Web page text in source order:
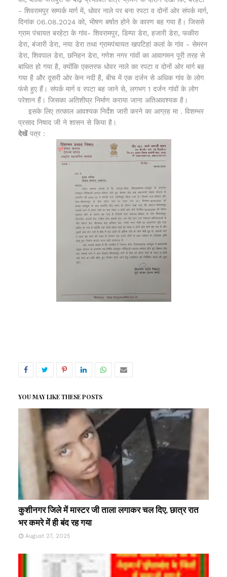
- शिवरामपुर सम्पर्क मार्ग में, धोवर नाले पर बना रपटा व दोनों ओर संपर्क मार्ग,
दिनांक 06.08.2024 को, भीषण बर्षात होने के कारण बह गया है। जिससे
ग्राम पंचायत बरहेटा के गांव- शिवरामपुर, डिम्पा डेरा, हजारी डेरा, फकीरा
डेरा, बंजारी डेरा, नया डेरा तथा ग्रामपंचायत खपटिहां कलां के गांव - सेमरन
डेरा, शिवपाल डेरा, छनिहन डेरा, गणेश नगर गांवों का आवागमन पूरी तरह से
बाधित हो गया है, क्योंकि एकतरफ धोवर नाले का रपटा व दोनों ओर मार्ग बह
गया है और दूसरी ओर केन नदी है, बीच में एक दर्जन से अधिक गांव के लोग
फंसे हुए हैं। संपर्क मार्ग व रपटा बह जाने से, लगभग 1 दर्जन गांवों के लोग
परेशान हैं। जिसका अतिशीघ्र निर्माण कराया जाना अतिआवश्यक है।
इसके लिए तत्काल आवश्यक निर्देश जारी करने का आग्रह मा . विशम्भर
प्रसाद निषाद जी ने शासन से किया है।
देखेंपत्र :
YOU MAY LIKE THESE POSTS
कुशीनगर जिले में मास्टर जी ताला लगाकर चल दिए, छात्र रात
भर कमरे में ही बंद रह गया
August 27, 2025